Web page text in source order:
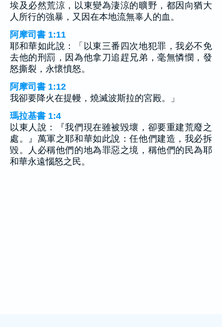
埃及必然荒涼，以東變為淒涼的曠野，都因向猶大
人所行的強暴，又因在本地流無辜人的血。
阿摩司書 1:11
耶和華如此說：「以東三番四次地犯罪，我必不免
去他的刑罰，因為他拿刀追趕兄弟，毫無憐憫，發
怒撕裂，永懷憤怒。
阿摩司書 1:12
我卻要降火在提幔，燒滅波斯拉的宮殿。」
瑪拉基書 1:4
以東人說：『我們現在雖被毀壞，卻要重建荒廢之
處。』萬軍之耶和華如此說：任他們建造，我必拆
毀。人必稱他們的地為罪惡之境，稱他們的民為耶
和華永遠惱怒之民。